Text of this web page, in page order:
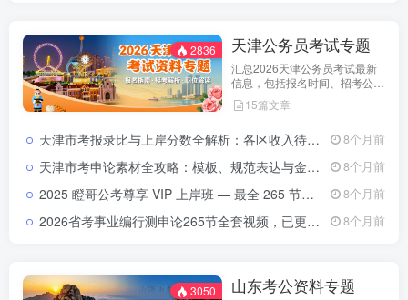
2836 天津公务员考试专题
汇总2026天津公务员考试最新
信息，包括报名时间、招考公
告、职位表、笔试科目及行测申
论备考指南。通过政策解读和考
市考特点，合理安排备考计划，
15篇文章
天津市考报录比与上岸分数全解析：各区收入待遇大盘点（2021-2024）天津市考报录比与上岸分数分析：2022-2024公务员各区收入待遇全解析 8个月前
天津市考申论素材全攻略：模板、规范表达与金句积累指南天津市考申论素材积累攻略：模板、规范表达与金句提升指南 8个月前
2025 瞪哥公考尊享 VIP 上岸班 — 最全 265 节视频课程，助你一次性上岸！2025 瞪哥公考尊享 VIP 上岸班 — 最全 265 节视频课程，助你一次性上岸！ 8个月前
2026省考事业编行测申论265节全套视频，已更新完结（零基础专用）2026公务员事业单位行测申论265节视频课程 8个月前
3050 山东考公资料专题